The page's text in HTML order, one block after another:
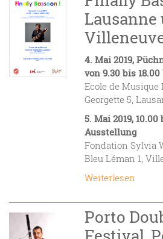
Lausanne
4. Mai 2019,
von 9.30 bis
Ecole de Musique
Georgette 5,
5. Mai 2019,
Ausstellung
Fondation Sylvia
Bleu Léman 1,
Weiterlesen
Porto